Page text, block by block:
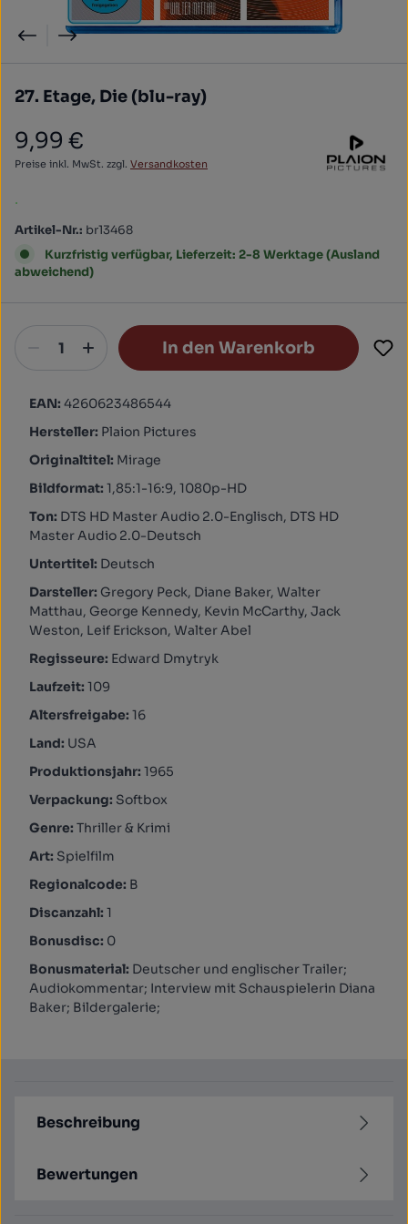
27. Etage, Die (blu-ray)
Regulärer Preis:
9,99 €
Preise inkl. MwSt. zzgl. Versandkosten
.
Artikel-Nr.: br13468
Kurzfristig verfügbar, Lieferzeit: 2-8 Werktage (Ausland
abweichend)
In den Warenkorb
EAN: 4260623486544
Hersteller: Plaion Pictures
Originaltitel: Mirage
Bildformat: 1,85:1-16:9, 1080p-HD
Ton: DTS HD Master Audio 2.0-Englisch, DTS HD
Master Audio 2.0-Deutsch
Untertitel: Deutsch
Darsteller: Gregory Peck, Diane Baker, Walter
Matthau, George Kennedy, Kevin McCarthy, Jack
Weston, Leif Erickson, Walter Abel
Regisseure: Edward Dmytryk
Laufzeit: 109
Altersfreigabe: 16
Land: USA
Produktionsjahr: 1965
Verpackung: Softbox
Genre: Thriller & Krimi
Art: Spielfilm
Regionalcode: B
Discanzahl: 1
Bonusdisc: 0
Bonusmaterial: Deutscher und englischer Trailer;
Audiokommentar; Interview mit Schauspielerin Diana
Baker; Bildergalerie;
Beschreibung
Bewertungen